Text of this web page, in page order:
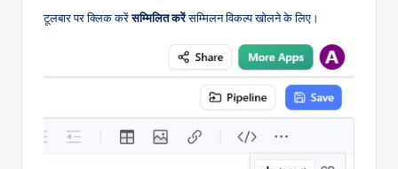
टूलबार पर क्लिक करेंसम्मिलित करेंसम्मिलन विकल्प खोलने के लिए।